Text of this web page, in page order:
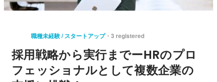
職種未経験 / スタートアップ 3 registered
採用戦略から実行までーHRのプロ
フェッショナルとして複数企業の